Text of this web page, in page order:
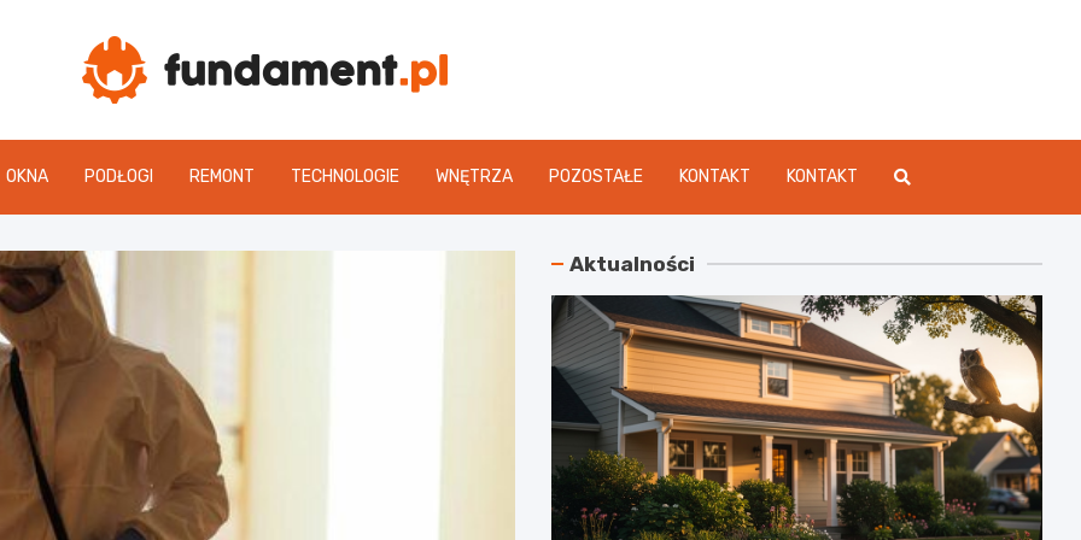
OKNA PODŁOGI REMONT TECHNOLOGIE WNĘTRZA POZOSTAŁE KONTAKT KONTAKT
Aktualności